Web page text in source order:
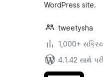
WordPress site.
tweetysha
1,000+
4.1.42 સાથે